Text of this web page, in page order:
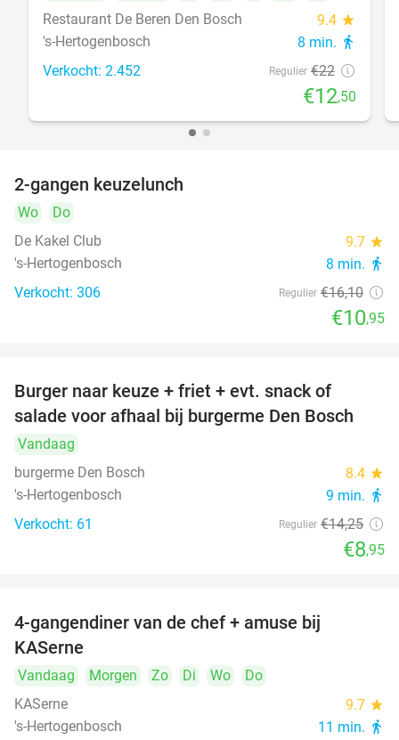
Restaurant De Beren Den Bosch
9.4 star
's-Hertogenbosch 8 min. directions_walk
Verkocht: 2.452 Regulier €22
€12,50
2-gangen keuzelunch
Wo
Do
De Kakel Club
9.7 star
's-Hertogenbosch 8 min. directions_walk
Verkocht: 306 Regulier €16,10
€10,95
Burger naar keuze + friet + evt. snack of
salade voor afhaal bij burgerme Den Bosch
Vandaag
burgerme Den Bosch
8.4 star
's-Hertogenbosch 9 min. directions_walk
Verkocht: 61 Regulier €14,25
€8,95
4-gangendiner van de chef + amuse bij
KASerne
Vandaag Morgen Zo Di Wo
Do
KASerne
9.7 star
's-Hertogenbosch 11 min. directions_walk